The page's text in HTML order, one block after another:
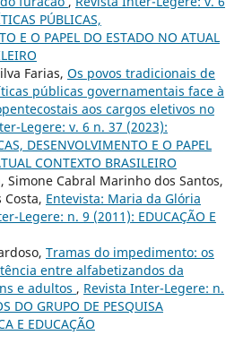
PÚBLICAS,
E O PAPEL DO ESTADO NO ATUAL
Farias, Os povos tradicionais de
públicas governamentais face à
aos cargos eletivos no
Legere: v. 6 n. 37 (2023):
DESENVOLVIMENTO E O PAPEL
CONTEXTO BRASILEIRO
Simone Cabral Marinho dos Santos,
Entevista: Maria da Glória
Legere: n. 9 (2011): EDUCAÇÃO E
Tramas do impedimento: os
entre alfabetizandos da
e adultos , Revista Inter-Legere: n.
DO GRUPO DE PESQUISA
E EDUCAÇÃO